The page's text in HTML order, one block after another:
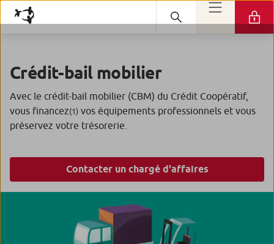
Crédit-bail mobilier
Avec le crédit-bail mobilier (CBM) du Crédit Coopératif,
vous financez(1) vos équipements professionnels et vous
préservez votre trésorerie.
Contacter un chargé d'affaires